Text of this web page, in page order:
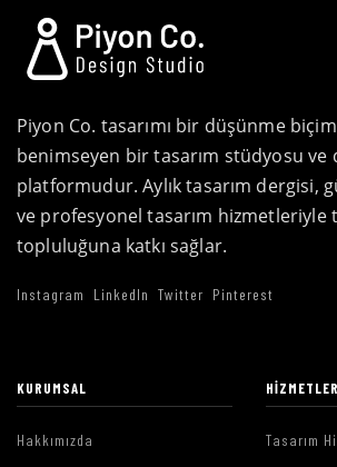
Piyon Co. tasarımı bir düşünme
benimseyen bir tasarım stüdyosu ve
platformudur. Aylık tasarım dergisi,
ve profesyonel tasarım hizmetleriyle
topluluğuna katkı sağlar.
Instagram LinkedIn Twitter Pinterest
KURUMSAL
Hakkımızda
HIZMETLER
Tasarım